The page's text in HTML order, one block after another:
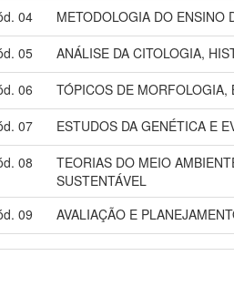
04 METODOLOGIA DO ENSINO
05
ANÁLISE DA CITOLOGIA,
06
TÓPICOS DE MORFOLOGIA,
07
ESTUDOS DA GENÉTICA E
08
TEORIAS DO MEIO
SUSTENTÁVEL
09 AVALIAÇÃO E